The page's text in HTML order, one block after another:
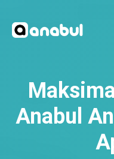
Anabul